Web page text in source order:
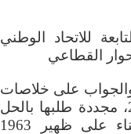
للاتحاد الوطني
القطاعي
والجواب على خلاصات
واستفسارات اللجان الوظيفية المنعقدة بشهر يوليوز 2022، مجددة طلبها بالحل
الفوري والشمولي والمعقول لملف حاملي الشهادات بناء على ظهير 1963